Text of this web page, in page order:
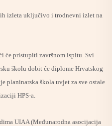
izleta uključivo i trodnevni izlet na
će pristupiti završnom ispitu. Svi
školu dobit će diplome Hrvatskog
planinarska škola uvjet za sve ostale
HPS-a.
UIAA (Međunarodna asocijacija